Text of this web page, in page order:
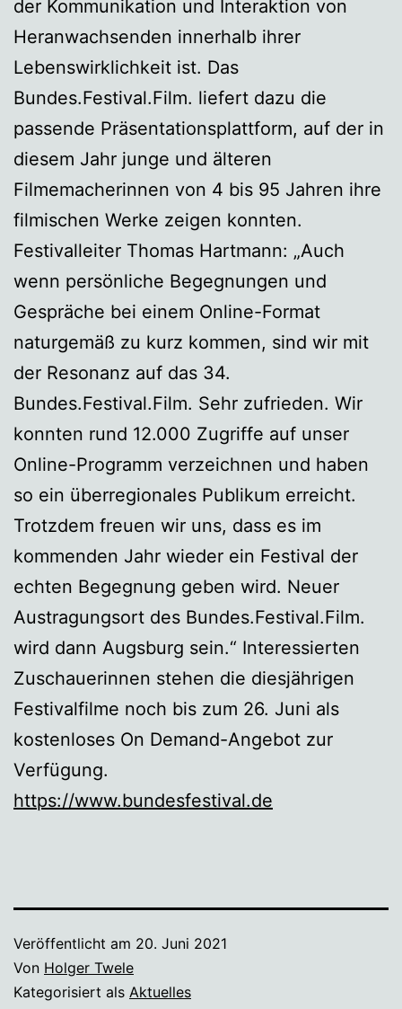
der Kommunikation und Interaktion von
Heranwachsenden innerhalb ihrer
Lebenswirklichkeit ist. Das
Bundes.Festival.Film. liefert dazu die
passende Präsentationsplattform, auf der in
diesem Jahr junge und älteren
Filmemacherinnen von 4 bis 95 Jahren ihre
filmischen Werke zeigen konnten.
Festivalleiter Thomas Hartmann: „Auch
wenn persönliche Begegnungen und
Gespräche bei einem Online-Format
naturgemäß zu kurz kommen, sind wir mit
der Resonanz auf das 34.
Bundes.Festival.Film. Sehr zufrieden. Wir
konnten rund 12.000 Zugriffe auf unser
Online-Programm verzeichnen und haben
so ein überregionales Publikum erreicht.
Trotzdem freuen wir uns, dass es im
kommenden Jahr wieder ein Festival der
echten Begegnung geben wird. Neuer
Austragungsort des Bundes.Festival.Film.
wird dann Augsburg sein.“ Interessierten
Zuschauerinnen stehen die diesjährigen
Festivalfilme noch bis zum 26. Juni als
kostenloses On Demand-Angebot zur
Verfügung.
https://www.bundesfestival.de
Veröffentlicht am 20. Juni 2021
Von Holger Twele
Kategorisiert als Aktuelles